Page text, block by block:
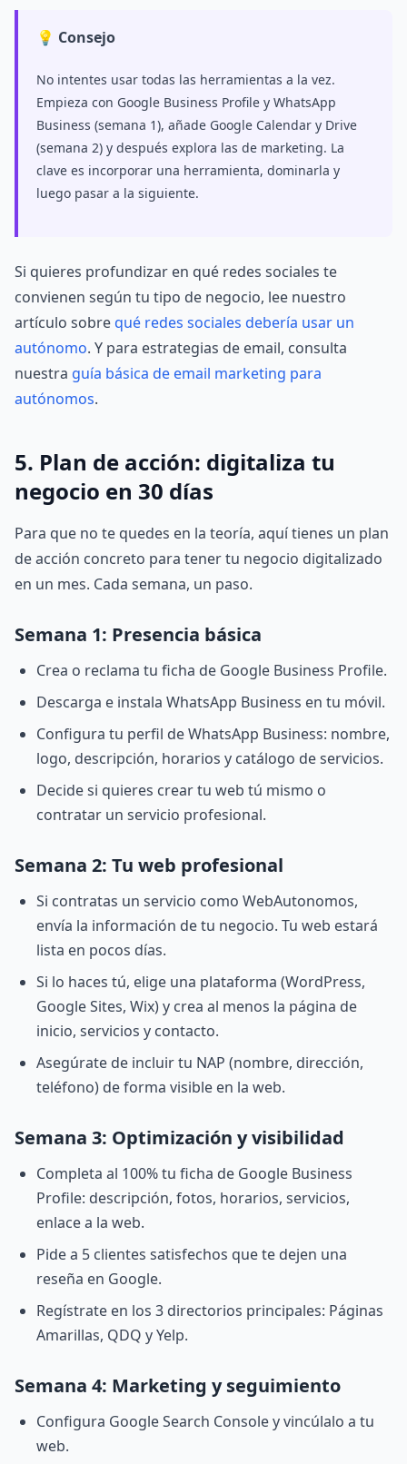
💡 Consejo
No intentes usar todas las herramientas a la vez.
Empieza con Google Business Profile y WhatsApp
Business (semana 1), añade Google Calendar y Drive
(semana 2) y después explora las de marketing. La
clave es incorporar una herramienta, dominarla y
luego pasar a la siguiente.
Si quieres profundizar en qué redes sociales te
convienen según tu tipo de negocio, lee nuestro
artículo sobrequé redes sociales debería usar un
autónomo. Y para estrategias de email, consulta
nuestra guía básica de email marketing para
autónomos.
5. Plan de acción: digitaliza tu
negocio en 30 días
Para que no te quedes en la teoría, aquí tienes un plan
de acción concreto para tener tu negocio digitalizado
en un mes. Cada semana, un paso.
Semana 1: Presencia básica
Crea o reclama tu ficha de Google Business Profile.
Descarga e instala WhatsApp Business en tu móvil.
Configura tu perfil de WhatsApp Business: nombre,
logo, descripción, horarios y catálogo de servicios.
Decide si quieres crear tu web tú mismo o
contratar un servicio profesional.
Semana 2: Tu web profesional
Si contratas un servicio como WebAutonomos,
envía la información de tu negocio. Tu web estará
lista en pocos días.
Si lo haces tú, elige una plataforma (WordPress,
Google Sites, Wix) y crea al menos la página de
inicio, servicios y contacto.
Asegúrate de incluir tu NAP (nombre, dirección,
teléfono) de forma visible en la web.
Semana 3: Optimización y visibilidad
Completa al 100% tu ficha de Google Business
Profile: descripción, fotos, horarios, servicios,
enlace a la web.
Pide a 5 clientes satisfechos que te dejen una
reseña en Google.
Regístrate en los 3 directorios principales: Páginas
Amarillas, QDQ y Yelp.
Semana 4: Marketing y seguimiento
Configura Google Search Console y vincúlalo a tu
web.